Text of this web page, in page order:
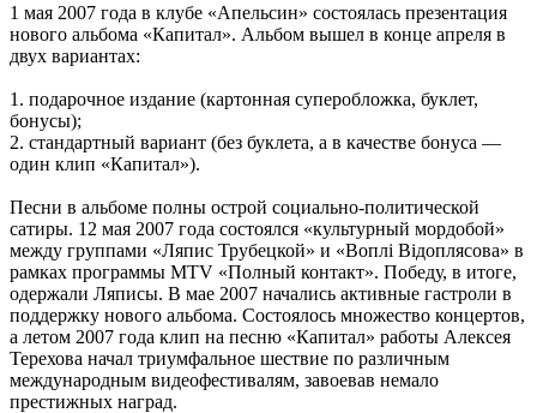
1 мая 2007 года в клубе «Апельсин» состоялась презентация
нового альбома «Капитал». Альбом вышел в конце апреля в
двух вариантах:
1. подарочное издание (картонная суперобложка, буклет,
бонусы);
2. стандартный вариант (без буклета, а в качестве бонуса —
один клип «Капитал»).
Песни в альбоме полны острой социально-политической
сатиры. 12 мая 2007 года состоялся «культурный мордобой»
между группами «Ляпис Трубецкой» и «Воплі Відоплясова» в
рамках программы MTV «Полный контакт». Победу, в итоге,
одержали Ляписы. В мае 2007 начались активные гастроли в
поддержку нового альбома. Состоялось множество концертов,
а летом 2007 года клип на песню «Капитал» работы Алексея
Терехова начал триумфальное шествие по различным
международным видеофестивалям, завоевав немало
престижных наград.